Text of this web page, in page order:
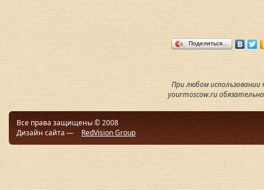
Поделиться…
При любом
yourmoscow.ru
Все права защищены © 2008
Дизайн сайта —
RedVision Group